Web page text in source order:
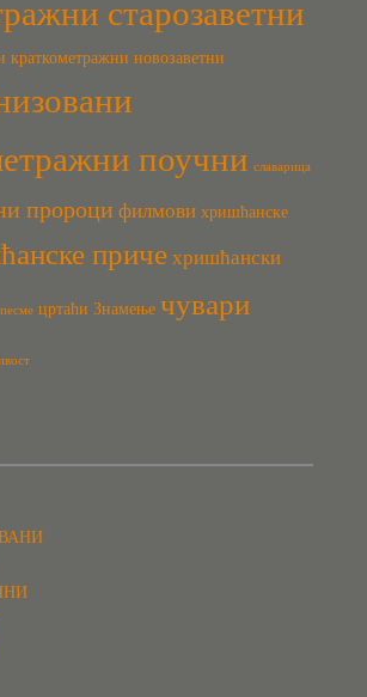
старозаветни
краткометражни новозаветни
поучни славарица
пророци филмови хришћанске
приче хришћански
цртаћи Знамење чувари